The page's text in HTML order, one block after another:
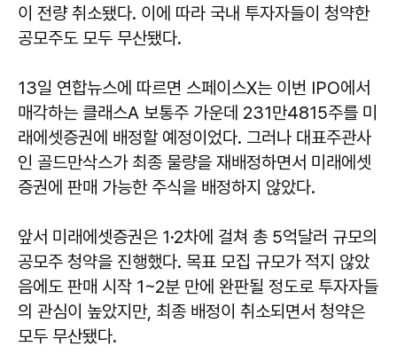
이 전량 취소됐다. 이에 따라 국내 투자자들이 청약한
공모주도 모두 무산됐다.
13일 연합뉴스에 따르면 스페이스X는 이번 IPO에서
매각하는 클래스A 보통주 가운데 231만4815주를 미
래에셋증권에 배정할 예정이었다. 그러나 대표주관사
인 골드만삭스가 최종 물량을 재배정하면서 미래에셋
증권에 판매 가능한 주식을 배정하지 않았다.
앞서 미래에셋증권은 1·2차에 걸쳐 총 5억달러 규모의
공모주 청약을 진행했다. 목표 모집 규모가 적지 않았
음에도 판매 시작 1~2분 만에 완판될 정도로 투자자들
의 관심이 높았지만, 최종 배정이 취소되면서 청약은
모두 무산됐다.